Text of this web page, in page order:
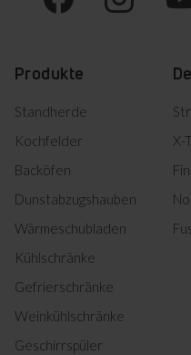
Produkte
Standherde
Kochfelder
Backöfen
Dunstabzugshauben
Wärmeschubladen
Kühlschränke
Gefrierschränke
Weinkühlschränke
Geschirrspüler
X-